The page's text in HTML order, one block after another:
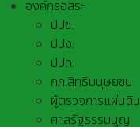
องค์กรอิสระ
ปปช.
ปปง.
ปปท.
กก.สิทธิมนุษยชน
ผู้ตรวจการแผ่นดิน
ศาลรัฐธรรมนูญ